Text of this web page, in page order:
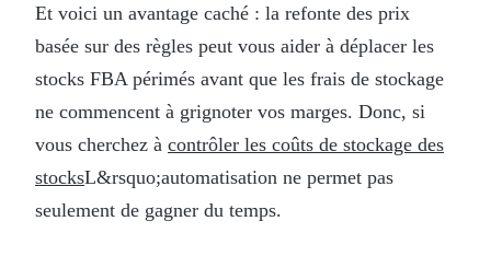
Et voici un avantage caché : la refonte des prix
basée sur des règles peut vous aider à déplacer les
stocks FBA périmés avant que les frais de stockage
ne commencent à grignoter vos marges. Donc, si
vous cherchez à contrôler les coûts de stockage des
stocksL&rsquo;automatisation ne permet pas
seulement de gagner du temps.